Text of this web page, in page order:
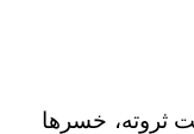
ثروته، خسرها